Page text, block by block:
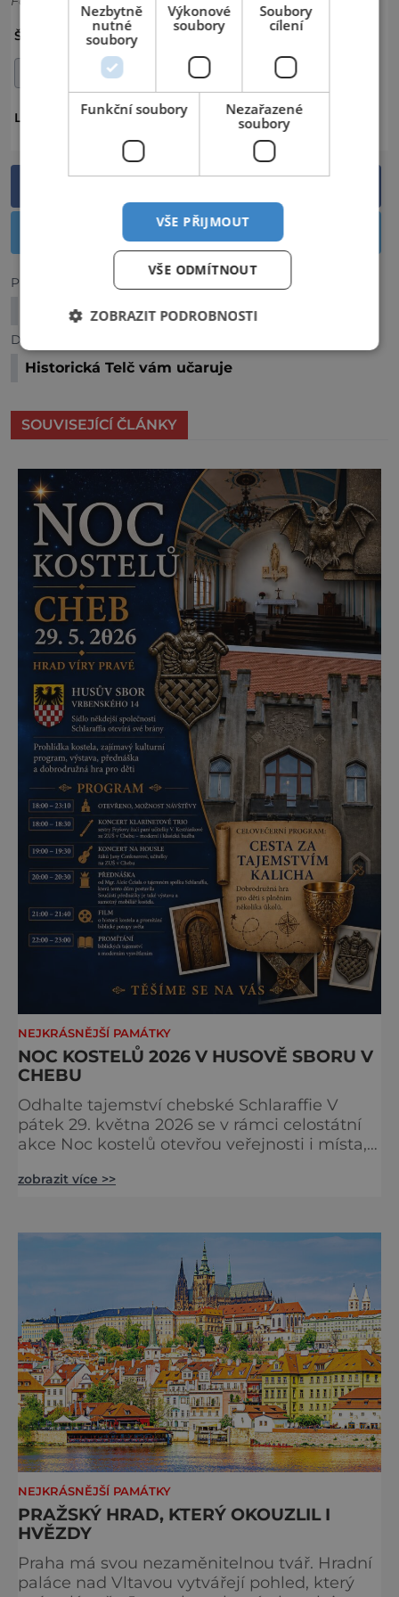
ŠTÍTKY: HISTORIE KARLŮV MOST
LOKALITA: ČESKO PRAHA
Sdílet na Twitteru
Předchozí článek
Muzeum řemesel v Letohradu
Další článek
Historická Telč vám učaruje
SOUVISEJÍCÍ ČLÁNKY
NEJKRÁSNĚJŠÍ PAMÁTKY
NOC KOSTELŮ 2026 V HUSOVĚ SBORU V
CHEBU
Odhalte tajemství chebské Schlaraffie V
pátek 29. května 2026 se v rámci celostátní
akce Noc kostelů otevřou veřejnosti i místa,
nejzajímavějších bude bezesporu Husův
večer plný historie, hudby, tajemství i
dobrodružství pro malé i velké návštěvníky.
Málokdo ví, že dnešní kos
zobrazit více >>
NEJKRÁSNĚJŠÍ PAMÁTKY
PRAŽSKÝ HRAD, KTERÝ OKOUZLIL I
HVĚZDY
Praha má svou nezaměnitelnou tvář. Hradní
paláce nad Vltavou vytvářejí pohled, který
Nezbytně
nutné
soubory
Výkonové
soubory
Soubory
cílení
Funkční soubory
Nezařazené
soubory
VŠE PŘIJMOUT
VŠE ODMÍTNOUT
ZOBRAZIT PODROBNOSTI